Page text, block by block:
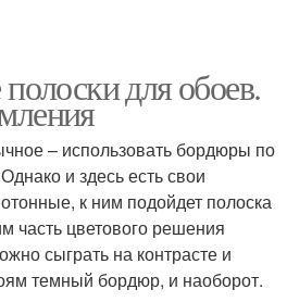
для обоев.
– использовать бордюры по
и здесь есть свои
к ним подойдет полоска
часть цветового решения
сыграть на контрасте и
темный бордюр, и наоборот.